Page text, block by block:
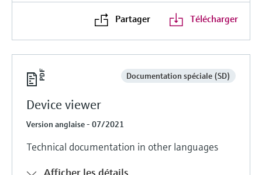
Partager Télécharger
Documentation spéciale (SD)
Device viewer
Version anglaise - 07/2021
Technical documentation in other languages